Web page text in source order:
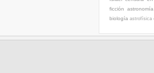
ficción
astronomía
biología astrofísica